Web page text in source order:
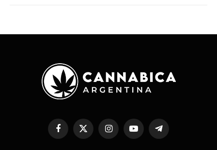
FacebookX
(Twitter)
InstagramYouTubeTelegram